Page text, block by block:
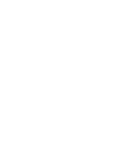
técnica